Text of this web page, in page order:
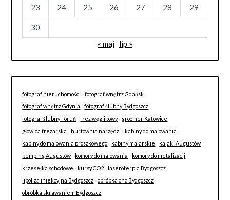
23 24 25 26 27 28 29
30
« maj lip »
fotograf nieruchomości
fotograf wnętrz Gdańsk
fotograf wnętrz Gdynia
fotograf ślubny Bydgoszcz
fotograf ślubny Toruń
frez węglikowy
groomer Katowice
głowica frezarska
hurtownia narzędzi
kabiny do malowania
kabiny do malowania proszkowego
kabiny malarskie
kajaki Augustów
kemping Augustów
komory do malowania
komory do metalizacji
krzesełka schodowe
kursy CO2
laseroterpia Bydgoszcz
lipoliza iniekcyjna Bydgoszcz
obróbka cnc Bydgoszcz
obróbka skrawaniem Bydgoszcz